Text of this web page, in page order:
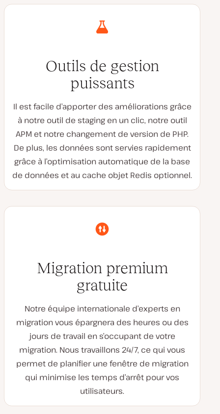
Outils de gestion
puissants
Il est facile d’apporter des améliorations grâce
à notre outil de staging en un clic, notre outil
APM et notre changement de version de PHP.
De plus, les données sont servies rapidement
grâce à l’optimisation automatique de la base
de données et au cache objet Redis optionnel.
Migration premium
gratuite
Notre équipe internationale d’experts en
migration vous épargnera des heures ou des
jours de travail en s’occupant de votre
migration. Nous travaillons 24/7, ce qui vous
permet de planifier une fenêtre de migration
qui minimise les temps d’arrêt pour vos
utilisateurs.